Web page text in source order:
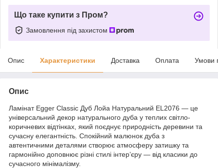
Що таке купити з Пром?
Замовлення під захистом
Опис Характеристики Доставка Оплата Умови
Опис
Ламінат Egger Classic Дуб Лойа Натуральний EL2076 — це
універсальний декор натурального дуба у теплих світло-
коричневих відтінках, який поєднує природність деревини та
сучасну елегантність. Спокійний малюнок дуба з
автентичними деталями створює атмосферу затишку та
гармонійно доповнює різні стилі інтер’єру — від класики до
сучасного мінімалізму.